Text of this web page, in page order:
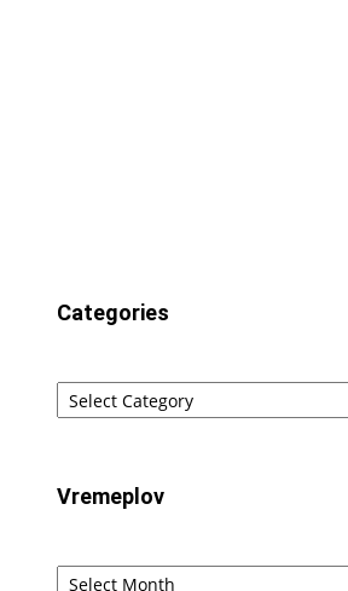
Categories
Categories
Vremeplov
Vremeplov